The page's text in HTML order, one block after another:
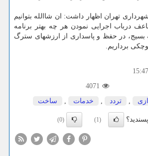
تهران اظهار داشت: ان شاالله بتوانیم
درباب اجرایی نمودن هر چه بهتر برنامه
بسیج، در حفظ و پاسداری از ارزشهای سترگ
برداریم.
4071
, تردد , خدمات , ساخت
(1)
(0)